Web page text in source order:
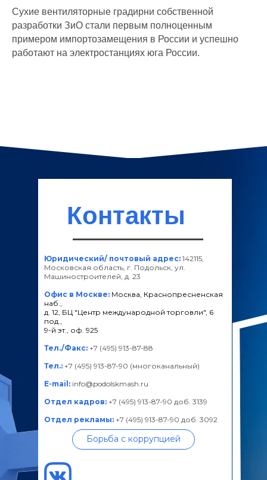
Сухие вентиляторные градирни собственной
разработки ЗиО стали первым полноценным
примером импортозамещения в России и успешно
работают на электростанциях юга России.
Контакты
Юридический/ почтовый адрес: 142115,
Московская область, г. Подольск, ул.
Машиностроителей, д. 23
Офис в Москве: Москва, Краснопресненская
наб.,
д. 12, БЦ "Центр международной торговли", 6
под.,
9-й эт., оф. 925
Тел./Факс: +7 (495) 913-87-88
Тел.: +7 (495) 913-87-90 (многоканальный)
E-mail: info@podolskmash.ru
Отдел кадров: +7 (495) 913-87-90 доб. 3139
Отдел рекламы: +7 (495) 913-87-90 доб. 3092
Борьба с коррупцией